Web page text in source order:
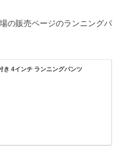
の販売ページのランニングパ
き 4インチ ランニングパンツ